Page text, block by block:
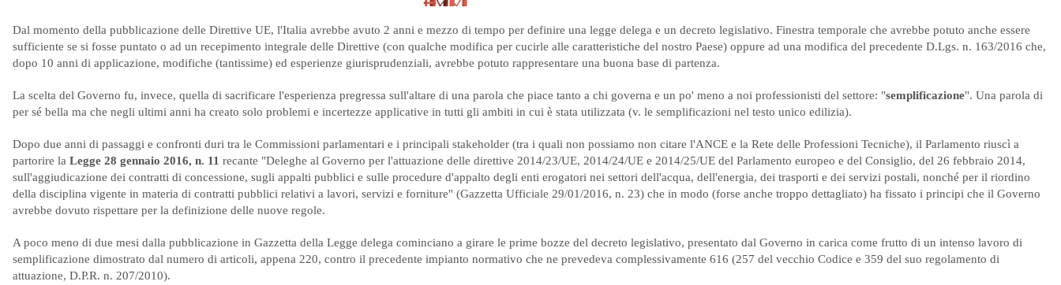
Dal momento della pubblicazione delle Direttive UE, l'Italia avrebbe avuto 2 anni e mezzo di tempo per definire una legge delega e un decreto legislativo. Finestra temporale che avrebbe potuto anche essere
sufficiente se si fosse puntato o ad un recepimento integrale delle Direttive (con qualche modifica per cucirle alle caratteristiche del nostro Paese) oppure ad una modifica del precedente D.Lgs. n. 163/2016 che,
dopo 10 anni di applicazione, modifiche (tantissime) ed esperienze giurisprudenziali, avrebbe potuto rappresentare una buona base di partenza.
La scelta del Governo fu, invece, quella di sacrificare l'esperienza pregressa sull'altare di una parola che piace tanto a chi governa e un po' meno a noi professionisti del settore: "semplificazione". Una parola di
per sé bella ma che negli ultimi anni ha creato solo problemi e incertezze applicative in tutti gli ambiti in cui è stata utilizzata (v. le semplificazioni nel testo unico edilizia).
Dopo due anni di passaggi e confronti duri tra le Commissioni parlamentari e i principali stakeholder (tra i quali non possiamo non citare l'ANCE e la Rete delle Professioni Tecniche), il Parlamento riuscì a
partorire la Legge 28 gennaio 2016, n. 11 recante "Deleghe al Governo per l'attuazione delle direttive 2014/23/UE, 2014/24/UE e 2014/25/UE del Parlamento europeo e del Consiglio, del 26 febbraio 2014,
sull'aggiudicazione dei contratti di concessione, sugli appalti pubblici e sulle procedure d'appalto degli enti erogatori nei settori dell'acqua, dell'energia, dei trasporti e dei servizi postali, nonché per il riordino
della disciplina vigente in materia di contratti pubblici relativi a lavori, servizi e forniture" (Gazzetta Ufficiale 29/01/2016, n. 23) che in modo (forse anche troppo dettagliato) ha fissato i principi che il Governo
avrebbe dovuto rispettare per la definizione delle nuove regole.
A poco meno di due mesi dalla pubblicazione in Gazzetta della Legge delega cominciano a girare le prime bozze del decreto legislativo, presentato dal Governo in carica come frutto di un intenso lavoro di
semplificazione dimostrato dal numero di articoli, appena 220, contro il precedente impianto normativo che ne prevedeva complessivamente 616 (257 del vecchio Codice e 359 del suo regolamento di
attuazione, D.P.R. n. 207/2010).